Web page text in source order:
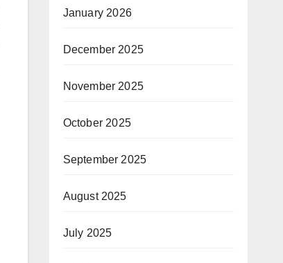
January 2026
December 2025
November 2025
October 2025
September 2025
August 2025
July 2025